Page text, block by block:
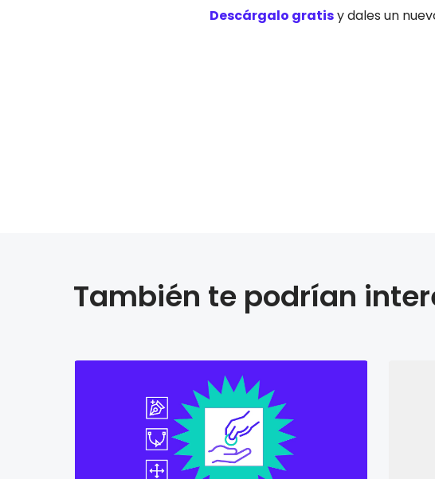
Descárgalo gratisy dales un
También te podrían